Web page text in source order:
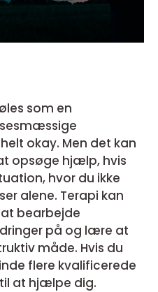
som en
okay. Men det kan
opsøge hjælp, hvis
hvor du ikke
alene. Terapi kan
bearbejde
på og lære at
måde. Hvis du
flere kvalificerede
at hjælpe dig.